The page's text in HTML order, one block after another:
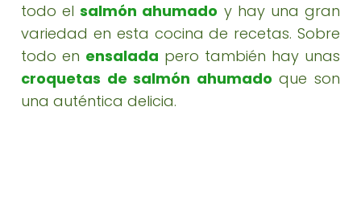
todo elsalmón ahumado y hay una gran
variedad en esta cocina de recetas. Sobre
todo en ensalada pero también hay unas
croquetas de salmón ahumado que son
una auténtica delicia.